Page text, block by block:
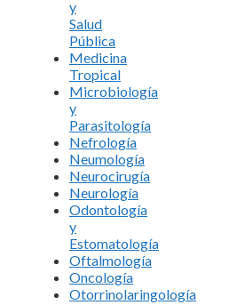
y
Salud
Pública
Medicina
Tropical
Microbiología
y
Parasitología
Nefrología
Neumología
Neurocirugía
Neurología
Odontología
y
Estomatología
Oftalmología
Oncología
Otorrinolaringología